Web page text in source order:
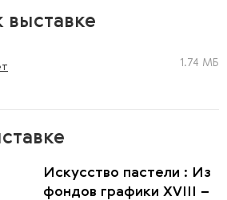
1.74 МБ
Искусство пастели : Из
фондов графики XVIII –